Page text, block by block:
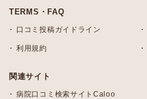
TERMS・FAQ
口コミ投稿ガイドライン
利用規約
関連サイト
病院口コミ検索サイトCaloo